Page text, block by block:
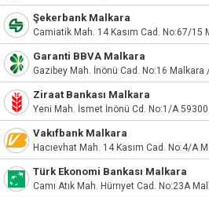
Şekerbank Malkara
Camiatik Mah. 14 Kasım Cad. No:67/15
Garanti BBVA Malkara
Gazibey Mah. İnönü Cad. No:16 Malkara
Ziraat Bankası Malkara
Yeni Mah. İsmet İnönü Cd. No:1/A
Vakıfbank Malkara
Hacıevhat Mah. 14 Kasım Cad. No:4/A
Türk Ekonomi Bankası Malkara
Camı Atık Mah. Hürrıyet Cad. No:23A